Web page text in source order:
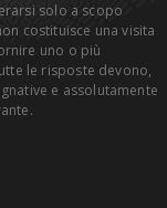
solo a scopo
costituisce una visita
uno o più
le risposte devono,
e assolutamente